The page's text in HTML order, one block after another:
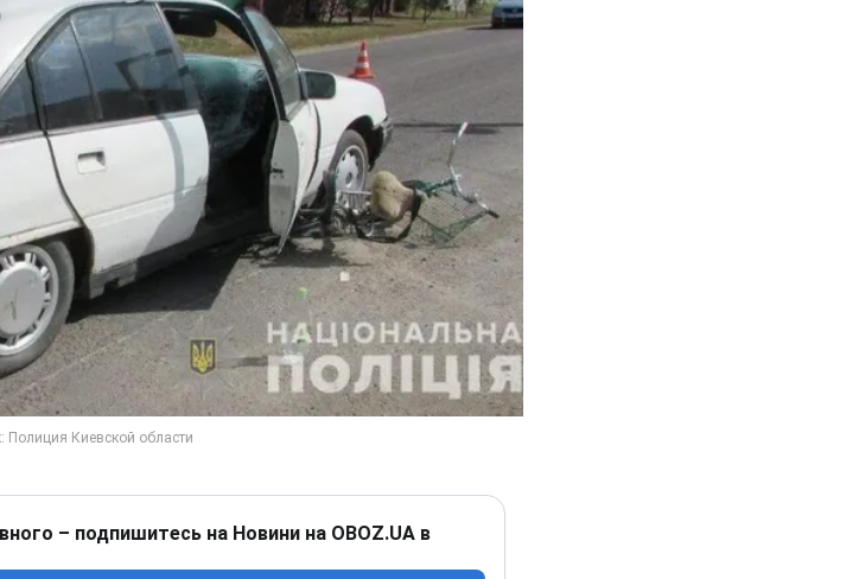
– подпишитесь на Новини на OBOZ.UA в